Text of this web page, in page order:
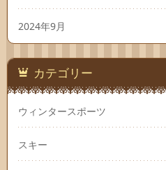
2024年9月
カテゴリー
ウィンタースポーツ
スキー